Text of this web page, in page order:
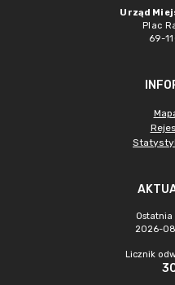
Urząd
Plac
69-
2026-
Licznik